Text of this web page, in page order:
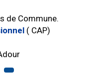
de Commune.
( CAP)